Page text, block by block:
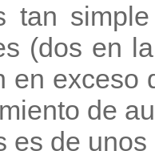
tan
(dos en
en exceso
de
es de unos